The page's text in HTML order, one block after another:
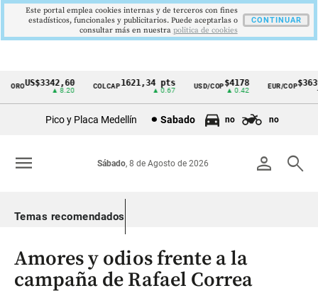
Cintillo
Colombia
OROUS$3342,60
▲ 8.20
COLCAP1621,34 pts
▲ 0.67
USD/COP$4178
▲ 0.42
EUR/COP$3639
Pico y Placa Medellín Sabado no no
person search
Sábado, 8 de Agosto de 2026
menu
Temas recomendados
Amores y odios frente a la
campaña de Rafael Correa
Este portal emplea cookies internas y de terceros con fines
estadísticos, funcionales y publicitarios. Puede aceptarlas o
consultar más en nuestra politica de cookies
CONTINUAR